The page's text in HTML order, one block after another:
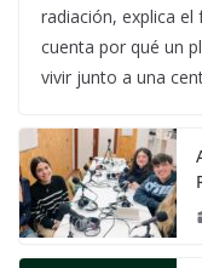
radiación, explica
cuenta por qué un
vivir junto a una